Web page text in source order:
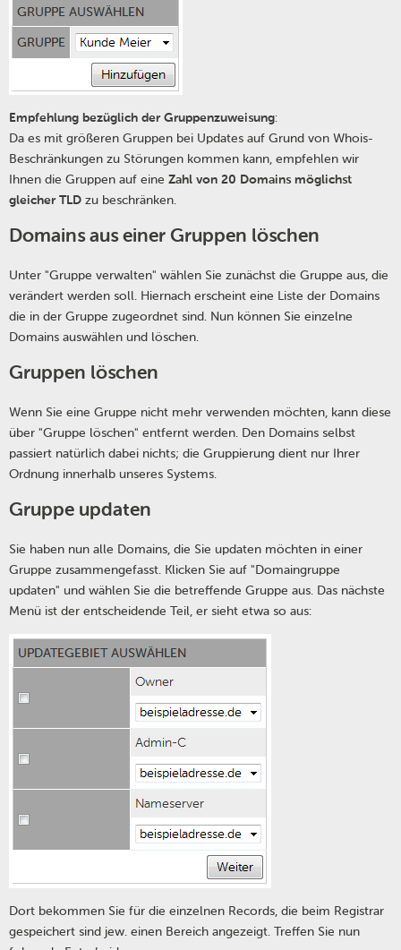
Empfehlung bezüglich der Gruppenzuweisung:
Da es mit größeren Gruppen bei Updates auf Grund von Whois-
Beschränkungen zu Störungen kommen kann, empfehlen wir
Ihnen die Gruppen auf eine Zahl von 20 Domains möglichst
gleicher TLD zu beschränken.
Domains aus einer Gruppen löschen
Unter "Gruppe verwalten" wählen Sie zunächst die Gruppe aus, die
verändert werden soll. Hiernach erscheint eine Liste der Domains
die in der Gruppe zugeordnet sind. Nun können Sie einzelne
Domains auswählen und löschen.
Gruppen löschen
Wenn Sie eine Gruppe nicht mehr verwenden möchten, kann diese
über "Gruppe löschen" entfernt werden. Den Domains selbst
passiert natürlich dabei nichts; die Gruppierung dient nur Ihrer
Ordnung innerhalb unseres Systems.
Gruppe updaten
Sie haben nun alle Domains, die Sie updaten möchten in einer
Gruppe zusammengefasst. Klicken Sie auf "Domaingruppe
updaten" und wählen Sie die betreffende Gruppe aus. Das nächste
Menü ist der entscheidende Teil, er sieht etwa so aus:
Dort bekommen Sie für die einzelnen Records, die beim Registrar
gespeichert sind jew. einen Bereich angezeigt. Treffen Sie nun